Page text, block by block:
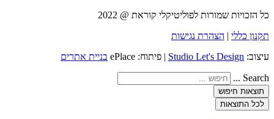
כל הזכויות שמורות לפוליטיקלי קוראת @ 2022
תקנון כללי | הצהרת נגישות
עיצוב: Studio Let's Design | פיתוח: ePlace בניית אתרים
Search ...
תוצאות חיפוש
לכל התוצאות